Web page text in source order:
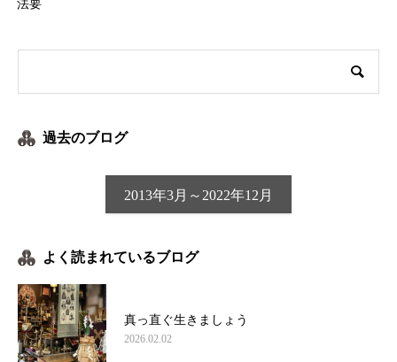
法要
過去のブログ
2013年3月～2022年12月
よく読まれているブログ
真っ直ぐ生きましょう
2026.02.02